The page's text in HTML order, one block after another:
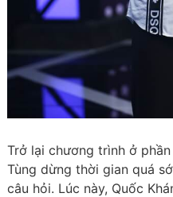
Trở lại chương trình ở phần
Tùng dừng thời gian quá
câu hỏi. Lúc này, Quốc